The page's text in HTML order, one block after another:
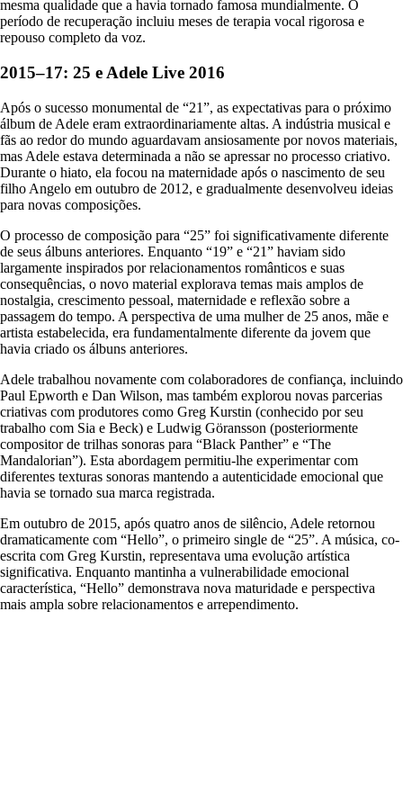
mesma qualidade que a havia tornado famosa mundialmente. O
período de recuperação incluiu meses de terapia vocal rigorosa e
repouso completo da voz.
2015–17: 25 e Adele Live 2016
Após o sucesso monumental de “21”, as expectativas para o próximo
álbum de Adele eram extraordinariamente altas. A indústria musical e
fãs ao redor do mundo aguardavam ansiosamente por novos materiais,
mas Adele estava determinada a não se apressar no processo criativo.
Durante o hiato, ela focou na maternidade após o nascimento de seu
filho Angelo em outubro de 2012, e gradualmente desenvolveu ideias
para novas composições.
O processo de composição para “25” foi significativamente diferente
de seus álbuns anteriores. Enquanto “19” e “21” haviam sido
largamente inspirados por relacionamentos românticos e suas
consequências, o novo material explorava temas mais amplos de
nostalgia, crescimento pessoal, maternidade e reflexão sobre a
passagem do tempo. A perspectiva de uma mulher de 25 anos, mãe e
artista estabelecida, era fundamentalmente diferente da jovem que
havia criado os álbuns anteriores.
Adele trabalhou novamente com colaboradores de confiança, incluindo
Paul Epworth e Dan Wilson, mas também explorou novas parcerias
criativas com produtores como Greg Kurstin (conhecido por seu
trabalho com Sia e Beck) e Ludwig Göransson (posteriormente
compositor de trilhas sonoras para “Black Panther” e “The
Mandalorian”). Esta abordagem permitiu-lhe experimentar com
diferentes texturas sonoras mantendo a autenticidade emocional que
havia se tornado sua marca registrada.
Em outubro de 2015, após quatro anos de silêncio, Adele retornou
dramaticamente com “Hello”, o primeiro single de “25”. A música, co-
escrita com Greg Kurstin, representava uma evolução artística
significativa. Enquanto mantinha a vulnerabilidade emocional
característica, “Hello” demonstrava nova maturidade e perspectiva
mais ampla sobre relacionamentos e arrependimento.